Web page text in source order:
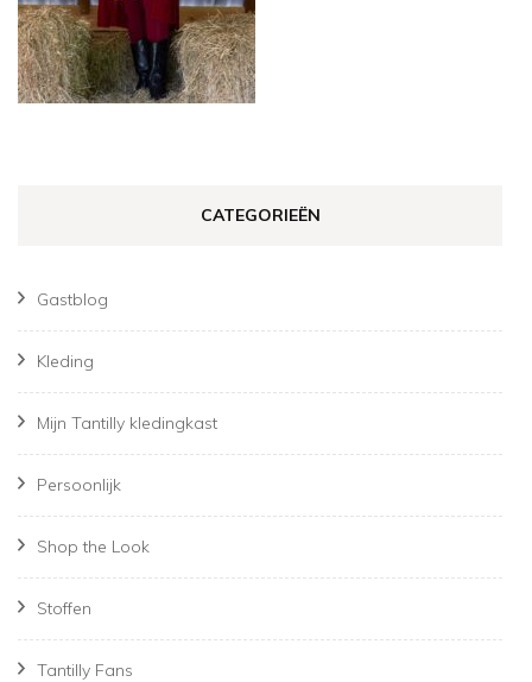
CATEGORIEËN
Gastblog
Kleding
Mijn Tantilly kledingkast
Persoonlijk
Shop the Look
Stoffen
Tantilly Fans